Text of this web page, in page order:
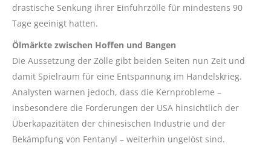
drastische Senkung ihrer Einfuhrzölle für mindestens 90
Tage geeinigt hatten.
Ölmärkte zwischen Hoffen und Bangen
Die Aussetzung der Zölle gibt beiden Seiten nun Zeit und
damit Spielraum für eine Entspannung im Handelskrieg.
Analysten warnen jedoch, dass die Kernprobleme –
insbesondere die Forderungen der USA hinsichtlich der
Überkapazitäten der chinesischen Industrie und der
Bekämpfung von Fentanyl – weiterhin ungelöst sind.